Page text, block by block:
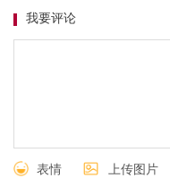
我要评论
表情 上传图片